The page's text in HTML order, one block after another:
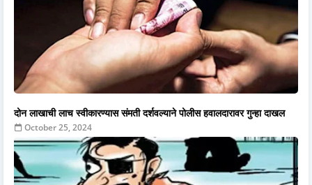
दोन लाखाची लाच स्वीकारण्यास संमती दर्शवल्याने पोलीस हवालदारावर गुन्हा दाखल
October 25, 2024